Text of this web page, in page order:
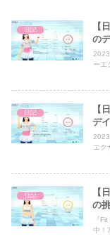
日記
【
の
ーエ
日記
【
デ
エク
日記
【
の
『
中！